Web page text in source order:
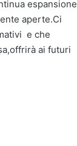
espansione
aperte.Ci
e che
ai futuri